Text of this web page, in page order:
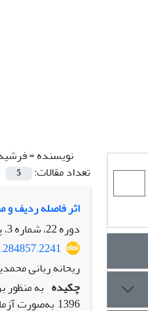
نویسنده =
تعداد مقالات:
5
اثر فاصله ردیف
دوره 22، شماره 3، پاییز 1399، صفحه
ریحانه ربانی
چکیده به
1396